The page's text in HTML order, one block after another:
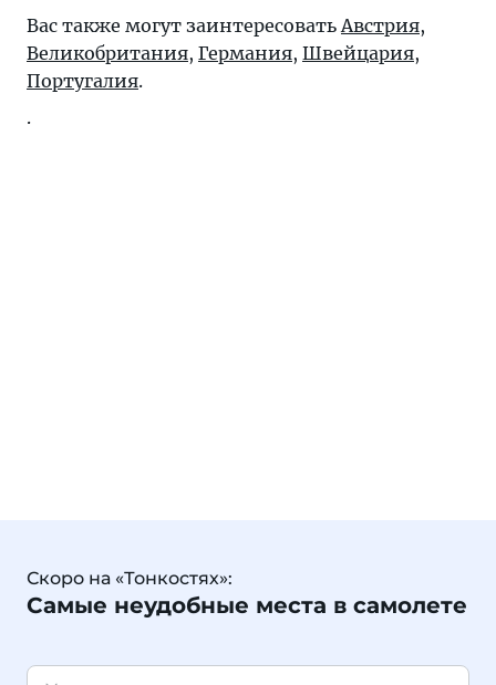
Вас также могут заинтересоватьАвстрия,
Великобритания, Германия, Швейцария,
Португалия.
.
Скоро на «Тонкостях»:
Самые неудобные места в самолете